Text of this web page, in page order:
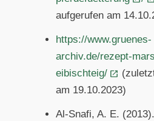
aufgerufen am
https://www.gruenes-
archiv.de/rezept-
eibischteig/
am 19.10.2023)
Al-Snafi, A. E.